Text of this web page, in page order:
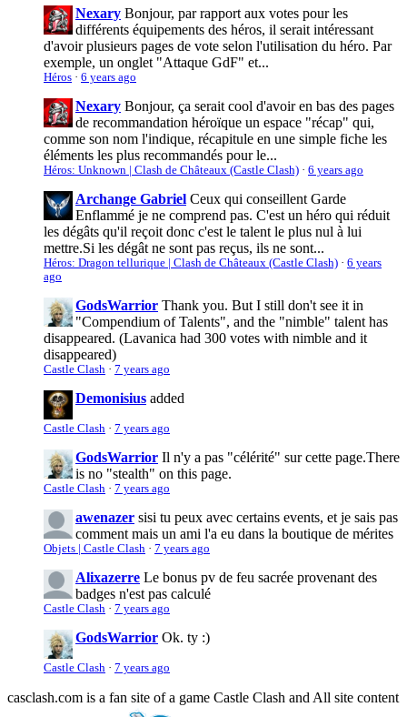
Nexary Bonjour, par rapport aux votes pour les
différents équipements des héros, il serait intéressant
d'avoir plusieurs pages de vote selon l'utilisation du héro. Par
exemple, un onglet "Attaque GdF" et...
Héros · 6 years ago
Nexary Bonjour, ça serait cool d'avoir en bas des pages
de recommandation héroïque un espace "récap" qui,
comme son nom l'indique, récapitule en une simple fiche les
éléments les plus recommandés pour le...
Héros: Unknown | Clash de Châteaux (Castle Clash) · 6 years ago
Archange Gabriel Ceux qui conseillent Garde
Enflammé je ne comprend pas. C'est un héro qui réduit
les dégâts qu'il reçoit donc c'est le talent le plus nul à lui
mettre.Si les dégât ne sont pas reçus, ils ne sont...
Héros: Dragon tellurique | Clash de Châteaux (Castle Clash) · 6 years
ago
GodsWarrior Thank you. But I still don't see it in
"Compendium of Talents", and the "nimble" talent has
disappeared. (Lavanica had 300 votes with nimble and it
disappeared)
Castle Clash · 7 years ago
Demonisius added
Castle Clash · 7 years ago
GodsWarrior Il n'y a pas "célérité" sur cette page.There
is no "stealth" on this page.
Castle Clash · 7 years ago
awenazer sisi tu peux avec certains events, et je sais pas
comment mais un ami l'a eu dans la boutique de mérites
Objets | Castle Clash · 7 years ago
Alixazerre Le bonus pv de feu sacrée provenant des
badges n'est pas calculé
Castle Clash · 7 years ago
GodsWarrior Ok. ty :)
Castle Clash · 7 years ago
casclash.com is a fan site of a game Castle Clash and All site content